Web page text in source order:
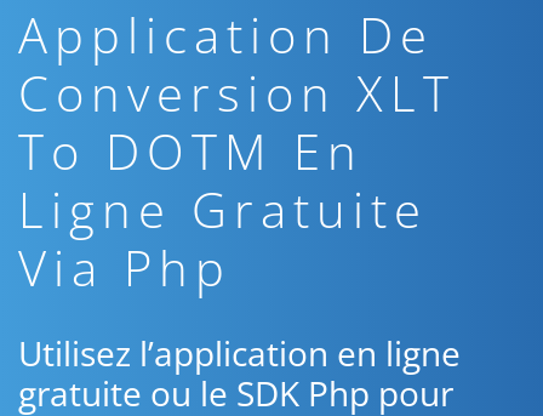
Application De
Conversion XLT
To DOTM En
Ligne Gratuite
Via Php
Utilisez l’application en ligne
gratuite ou le SDK Php pour